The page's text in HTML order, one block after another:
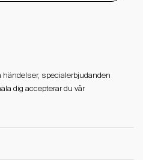
händelser, specialerbjudanden
dig accepterar du vår